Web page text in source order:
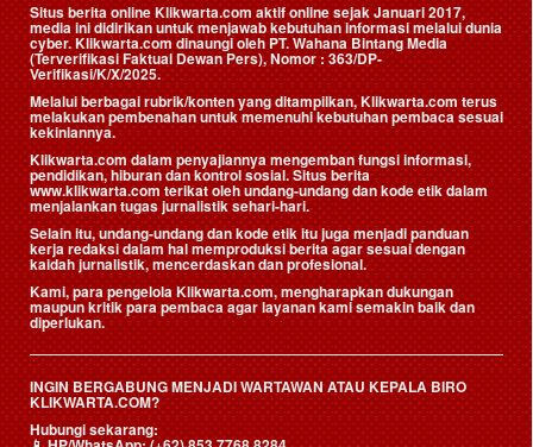
Situs berita online Klikwarta.com aktif online sejak Januari 2017,
media ini didirikan untuk menjawab kebutuhan informasi melalui dunia
cyber. Klikwarta.com dinaungi oleh PT. Wahana Bintang Media
(Terverifikasi Faktual Dewan Pers), Nomor : 363/DP-
Verifikasi/K/X/2025.
Melalui berbagai rubrik/konten yang ditampilkan, Klikwarta.com terus
melakukan pembenahan untuk memenuhi kebutuhan pembaca sesuai
kekiniannya.
Klikwarta.com dalam penyajiannya mengemban fungsi informasi,
pendidikan, hiburan dan kontrol sosial. Situs berita
www.klikwarta.com terikat oleh undang-undang dan kode etik dalam
menjalankan tugas jurnalistik sehari-hari.
Selain itu, undang-undang dan kode etik itu juga menjadi panduan
kerja redaksi dalam hal memproduksi berita agar sesuai dengan
kaidah jurnalistik, mencerdaskan dan profesional.
Kami, para pengelola Klikwarta.com, mengharapkan dukungan
maupun kritik para pembaca agar layanan kami semakin baik dan
diperlukan.
INGIN BERGABUNG MENJADI WARTAWAN ATAU KEPALA BIRO
KLIKWARTA.COM?
Hubungi sekarang: